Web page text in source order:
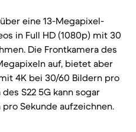
eine 13-Megapixel-
in Full HD (1080p) mit 30
Die Frontkamera des
auf, bietet aber
4K bei 30/60 Bildern pro
S22 5G kann sogar
Sekunde aufzeichnen.